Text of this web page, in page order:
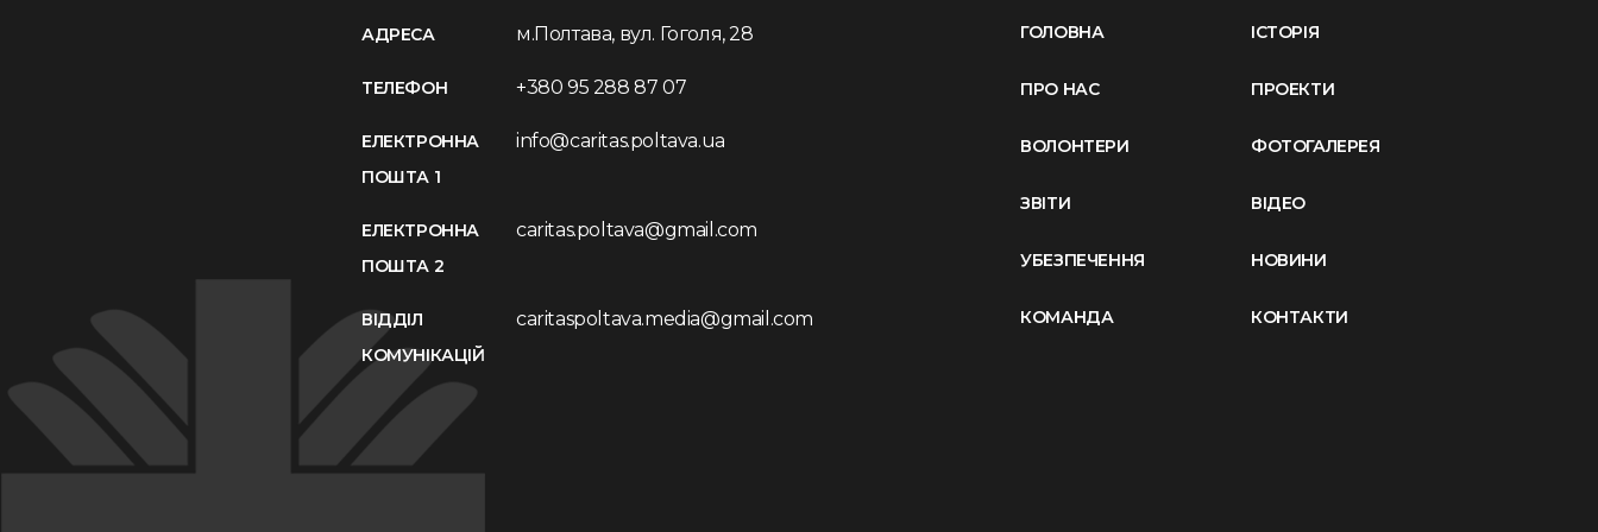
АДРЕСА м.Полтава, вул. Гоголя, 28
ТЕЛЕФОН +380 95 288 87 07
ЕЛЕКТРОННА
ПОШТА 1
info@caritas.poltava.ua
ЕЛЕКТРОННА
ПОШТА 2
caritas.poltava@gmail.com
ВІДДІЛ
КОМУНІКАЦІЙ
caritaspoltava.media@gmail.com
ГОЛОВНА
ПРО НАС
ВОЛОНТЕРИ
ЗВІТИ
УБЕЗПЕЧЕННЯ
КОМАНДА
ІСТОРІЯ
ПРОЕКТИ
ФОТОГАЛЕРЕЯ
ВІДЕО
НОВИНИ
КОНТАКТИ